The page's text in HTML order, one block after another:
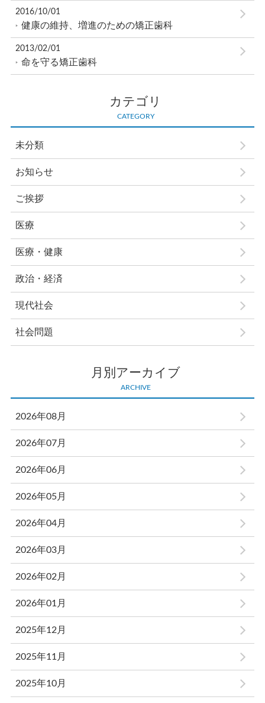
2016/10/01
健康の維持、増進のための矯正歯科
2013/02/01
命を守る矯正歯科
カテゴリ
CATEGORY
未分類
お知らせ
ご挨拶
医療
医療・健康
政治・経済
現代社会
社会問題
月別アーカイブ
ARCHIVE
2026年08月
2026年07月
2026年06月
2026年05月
2026年04月
2026年03月
2026年02月
2026年01月
2025年12月
2025年11月
2025年10月